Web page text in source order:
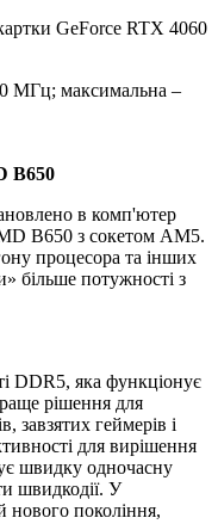
GeForce RTX 4060
МГц; максимальна –
B650
в комп'ютер
B650 з сокетом AM5.
процесора та інших
більше потужності з
DDR5, яка функціонує
рішення для
завзятих геймерів і
для вирішення
швидку одночасну
швидкодії. У
нового покоління,